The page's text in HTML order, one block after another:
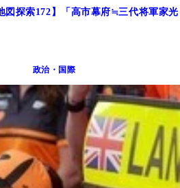
図探索172】「高市幕府≒三代将軍家光
政治・国際